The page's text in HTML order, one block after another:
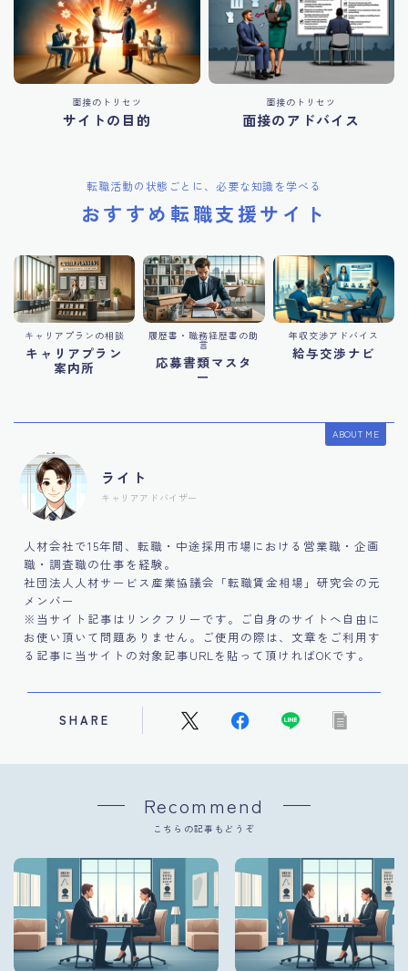
面接のトリセツ
サイトの目的
面接のトリセツ
面接のアドバイス
転職活動の状態ごとに、必要な知識を学べる
おすすめ転職支援サイト
キャリアプランの相談
キャリアプラン
案内所
履歴書・職務経歴書の助
言
応募書類マスタ
ー
年収交渉アドバイス
給与交渉ナビ
ABOUT ME
ライト
キャリアアドバイザー
人材会社で15年間、転職・中途採用市場における営業職・企画
職・調査職の仕事を経験。
社団法人人材サービス産業協議会「転職賃金相場」研究会の元
メンバー
※当サイト記事はリンクフリーです。ご自身のサイトへ自由に
お使い頂いて問題ありません。ご使用の際は、文章をご利用す
る記事に当サイトの対象記事URLを貼って頂ければOKです。
SHARE
Recommend
こちらの記事もどうぞ